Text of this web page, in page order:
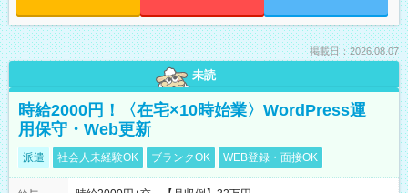
掲載日：2026.08.07
未読
時給2000円！〈在宅×10時始業〉WordPress運
用保守・Web更新
派遣 社会人未経験OK ブランクOK WEB登録・面接OK